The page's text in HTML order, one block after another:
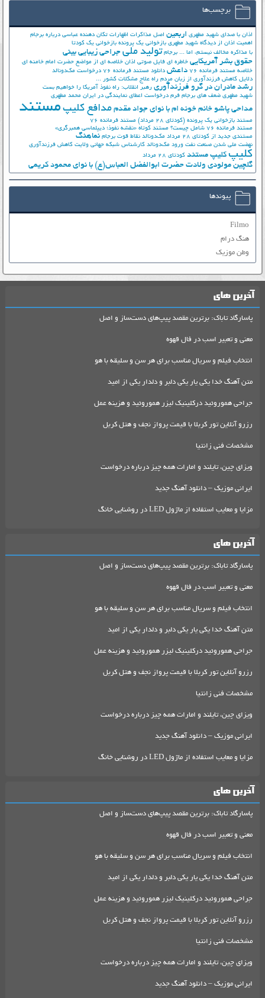
برچسب‌ها
اذان با صدای شهید مطهری اربعین اصل مذاکرات اظهارات تکان دهنده عباسی درباره برجام
اهمیت اذان از دیدگاه شهید مطهری بازخوانی یک پرونده بازخوانی یک کودتا
با مذاکره مخالف نیستم، اما ... برجام تولید ملی جراحی زیبایی بینی
حقوق بشر آمریکایی خاطره ای فایل صوتی اذان خلاصه ای از مواضع حضرت امام خامنه ای
خلاصه مستند فرمانده 76
داعش دانلود مستند فرمانده 76
درخواست مک‌دونالد
دلایل کاهش فرزندآوری از زبان مردم راه علاج مشکلات کشور ...
رشد مادران در گرو فرزندآوری رهبر انقلاب: راه نفوذ آمریکا را خواهیم بست
شهید مطهری ضعف های برجام فرم درخواست اعطای نمایندگی در ایران محمد مطهری
مداحی پاشو خانم خونه ام با نوای جواد مقدم مدافع کلیپ مستند
مستند بازخوانی یک پرونده (کودتای 28 مرداد)
مستند فرمانده 76
مستند فرمانده 76 شامل چیست؟
مستند کوتاه «نقشه نفوذ؛ دیپلماسی همبرگری»
مستندی جدید از کودتای 28 مرداد
مک‌دونالد نقاط قوت برجام نماهنگ
نهضت ملي شدن صنعت نفت ورود مک‌دونالد کارشناس شبکه جهانی ولایت کاهش فرزندآوری
کلیپ کلیپ مستند کودتای 28 مرداد
گلچین مولودی ولادت حضرت ابوالفضل العباس(ع) با نوای محمود کریمی
پیوندها
Filmo
هنگ درام
وطن موزیک
آخرین های
پاسارگاد تاباک: برترین مقصد پیپ‌های دست‌ساز و اصل
معنی و تعبیر اسب در فال قهوه
انتخاب فیلم و سریال مناسب برای هر سن و سلیقه با هو
متن آهنگ خدا یکی یار یکی دلبر و دلدار یکی از امید
جراحی هموروئید درکلینیک لیزر هموروئید و هزینه عمل
رزرو آنلاین تور کربلا با قیمت پرواز نجف و هتل کربل
مشخصات فنی زانتیا
ویزای چین، تایلند و امارات همه چیز درباره درخواست
ایرانی موزیک – دانلود آهنگ جدید
مزایا و معایب استفاده از ماژول LED در روشنایی خانگ
آخرین های
پاسارگاد تاباک: برترین مقصد پیپ‌های دست‌ساز و اصل
معنی و تعبیر اسب در فال قهوه
انتخاب فیلم و سریال مناسب برای هر سن و سلیقه با هو
متن آهنگ خدا یکی یار یکی دلبر و دلدار یکی از امید
جراحی هموروئید درکلینیک لیزر هموروئید و هزینه عمل
رزرو آنلاین تور کربلا با قیمت پرواز نجف و هتل کربل
مشخصات فنی زانتیا
ویزای چین، تایلند و امارات همه چیز درباره درخواست
ایرانی موزیک – دانلود آهنگ جدید
مزایا و معایب استفاده از ماژول LED در روشنایی خانگ
آخرین های
پاسارگاد تاباک: برترین مقصد پیپ‌های دست‌ساز و اصل
معنی و تعبیر اسب در فال قهوه
انتخاب فیلم و سریال مناسب برای هر سن و سلیقه با هو
متن آهنگ خدا یکی یار یکی دلبر و دلدار یکی از امید
جراحی هموروئید درکلینیک لیزر هموروئید و هزینه عمل
رزرو آنلاین تور کربلا با قیمت پرواز نجف و هتل کربل
مشخصات فنی زانتیا
ویزای چین، تایلند و امارات همه چیز درباره درخواست
ایرانی موزیک – دانلود آهنگ جدید